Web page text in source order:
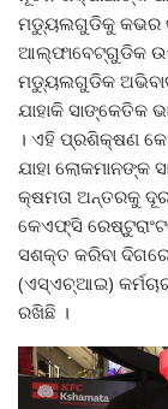
ମଡ୍ୟୁଲଗୁଡିକୁ କଭର
ଆଲ୍‌ଫାବେଟ୍‌ଗୁଡିକ
ମଡ୍ୟୁଲଗୁଡିକ
ଯାହାକି ସାଙ୍କେତିକ
। ଏହି ପ୍ରଶିକ୍ଷଣ
ଯାହା ଲୋକମାନଙ୍କ
କ୍ଷମତା ଅନ୍ତରକୁ
କେଏଫ୍‌ସି
ସଶକ୍ତ କରିବା
(ଏସ୍‌ଏଚ୍‌ଆଇ)
ରଖିଛି ।